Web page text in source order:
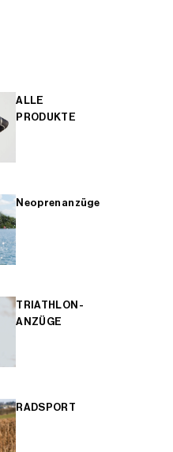
ALLE
PRODUKTE
Neoprenanzüge
TRIATHLON-
ANZÜGE
RADSPORT